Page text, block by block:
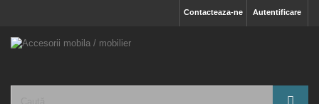
Autentificare
Contacteaza-ne